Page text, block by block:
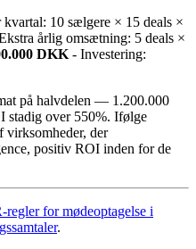
kvartal: 10 sælgere × 15 deals ×
årlig omsætning: 5 deals ×
DKK - Investering:
på halvdelen — 1.200.000
over 550%. Ifølge
virksomheder, der
positiv ROI inden for de
regler for mødeoptagelse i
.